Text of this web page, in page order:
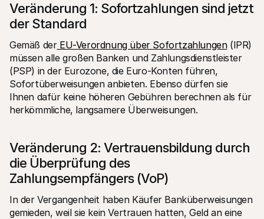
Veränderung 1: Sofortzahlungen sind jetzt
der Standard
Gemäß der EU-Verordnung über Sofortzahlungen (IPR)
müssen alle großen Banken und Zahlungsdienstleister
(PSP) in der Eurozone, die Euro-Konten führen,
Sofortüberweisungen anbieten. Ebenso dürfen sie
Ihnen dafür keine höheren Gebühren berechnen als für
herkömmliche, langsamere Überweisungen.
Veränderung 2: Vertrauensbildung durch
die Überprüfung des
Zahlungsempfängers (VoP)
In der Vergangenheit haben Käufer Banküberweisungen
gemieden, weil sie kein Vertrauen hatten, Geld an eine